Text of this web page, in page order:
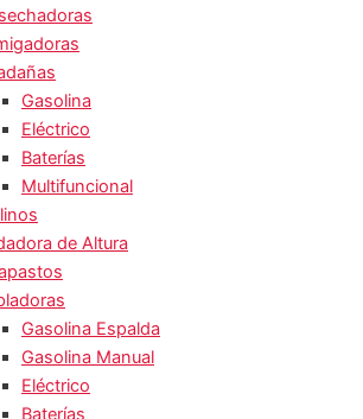
Gasolina
Eléctrico
Baterías
Multifuncional
de Altura
Gasolina Espalda
Gasolina Manual
Eléctrico
Baterías